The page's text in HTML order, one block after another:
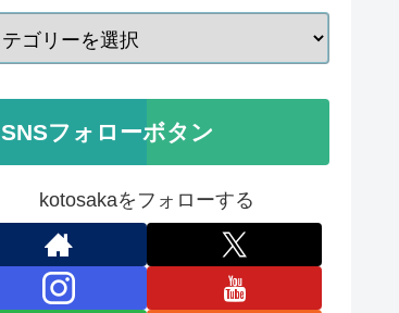
SNSフォローボタン
kotosakaをフォローする